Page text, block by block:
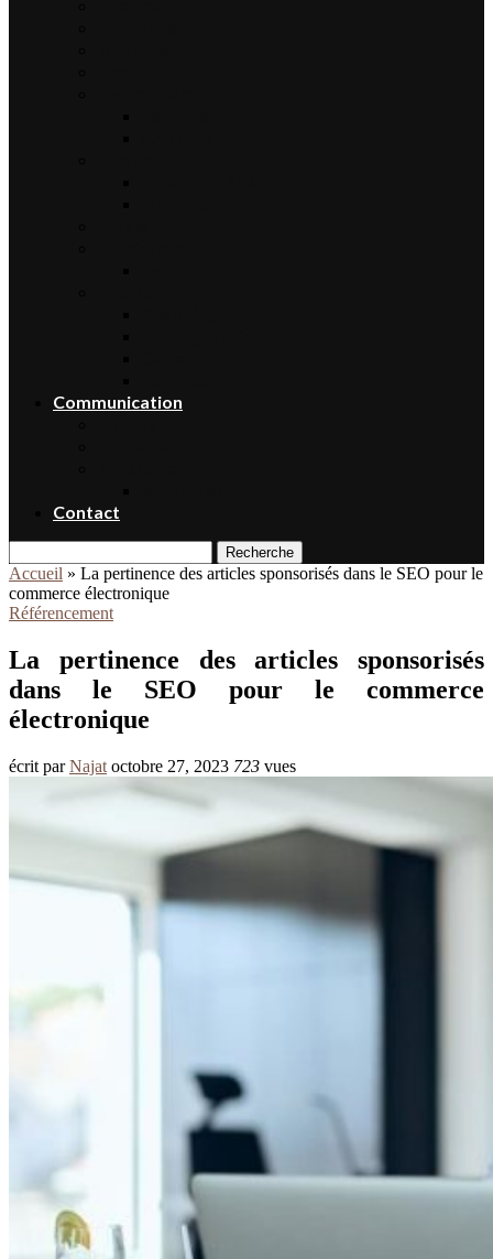
Communication
Contact
Recherche
Accueil » La pertinence des articles sponsorisés dans le SEO pour le
commerce électronique
Référencement
La pertinence des articles sponsorisés
dans le SEO pour le commerce
électronique
écrit parNajat octobre 27, 2023 723 vues